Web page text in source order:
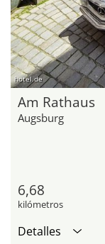
hotel.de
Am Rathaus
Augsburg
6,68
kilómetros
Detalles